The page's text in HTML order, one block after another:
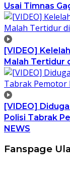
Usai Timnas
[VIDEO]
Malah Tertidur
[VIDEO]
Polisi Tabrak
NEWS
Fanspage